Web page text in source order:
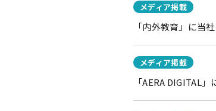
メディア掲載
「内外教育」に当
メディア掲載
「AERA DIGITAL